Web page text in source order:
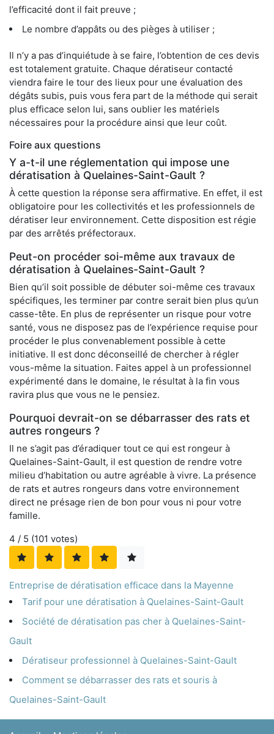
l’efficacité dont il fait preuve ;
Le nombre d’appâts ou des pièges à utiliser ;
Il n’y a pas d’inquiétude à se faire, l’obtention de ces devis
est totalement gratuite. Chaque dératiseur contacté
viendra faire le tour des lieux pour une évaluation des
dégâts subis, puis vous fera part de la méthode qui serait
plus efficace selon lui, sans oublier les matériels
nécessaires pour la procédure ainsi que leur coût.
Foire aux questions
Y a-t-il une réglementation qui impose une
dératisation à Quelaines-Saint-Gault ?
À cette question la réponse sera affirmative. En effet, il est
obligatoire pour les collectivités et les professionnels de
dératiser leur environnement. Cette disposition est régie
par des arrêtés préfectoraux.
Peut-on procéder soi-même aux travaux de
dératisation à Quelaines-Saint-Gault ?
Bien qu’il soit possible de débuter soi-même ces travaux
spécifiques, les terminer par contre serait bien plus qu’un
casse-tête. En plus de représenter un risque pour votre
santé, vous ne disposez pas de l’expérience requise pour
procéder le plus convenablement possible à cette
initiative. Il est donc déconseillé de chercher à régler
vous-même la situation. Faites appel à un professionnel
expérimenté dans le domaine, le résultat à la fin vous
ravira plus que vous ne le pensiez.
Pourquoi devrait-on se débarrasser des rats et
autres rongeurs ?
Il ne s’agit pas d’éradiquer tout ce qui est rongeur à
Quelaines-Saint-Gault, il est question de rendre votre
milieu d’habitation ou autre agréable à vivre. La présence
de rats et autres rongeurs dans votre environnement
direct ne présage rien de bon pour vous ni pour votre
famille.
4 / 5 (101 votes)
Entreprise de dératisation efficace dans la Mayenne
Tarif pour une dératisation à Quelaines-Saint-Gault
Société de dératisation pas cher à Quelaines-Saint-
Gault
Dératiseur professionnel à Quelaines-Saint-Gault
Comment se débarrasser des rats et souris à
Quelaines-Saint-Gault